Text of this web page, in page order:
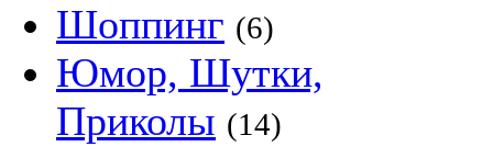
Шоппинг (6)
Юмор, Шутки,
Приколы (14)